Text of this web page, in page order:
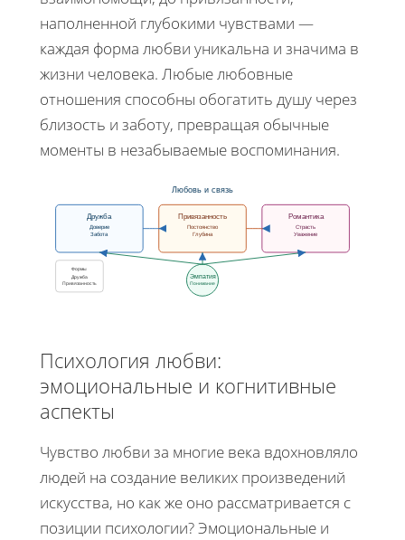
наполненной глубокими чувствами —
каждая форма любви уникальна и значима в
жизни человека. Любые любовные
отношения способны обогатить душу через
близость и заботу, превращая обычные
моменты в незабываемые воспоминания.
Любовь и связь
Дружба
Доверие
Забота
Привязанность
Постоянство
Глубина
Романтика
Страсть
Уважение
Эмпатия
Понимание
Формы
Дружба
Привязанность
Психология любви:
эмоциональные и когнитивные
аспекты
Чувство любви за многие века вдохновляло
людей на создание великих произведений
искусства, но как же оно рассматривается с
позиции психологии? Эмоциональные и